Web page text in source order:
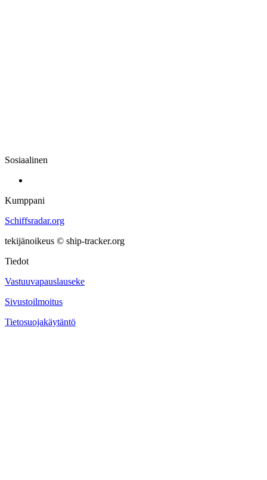
Sosiaalinen
Kumppani
Schiffsradar.org
tekijänoikeus © ship-tracker.org
Tiedot
Vastuuvapauslauseke
Sivustoilmoitus
Tietosuojakäytäntö